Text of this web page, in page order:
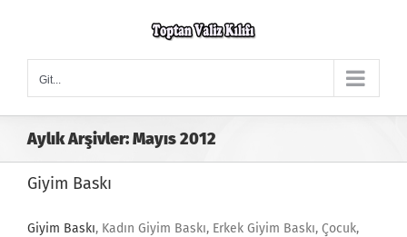
Git...
Aylık Arşivler:Mayıs 2012
Giyim Baskı
Giyim Baskı, Kadın Giyim Baskı, Erkek Giyim Baskı, Çocuk,